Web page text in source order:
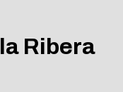
Ribera